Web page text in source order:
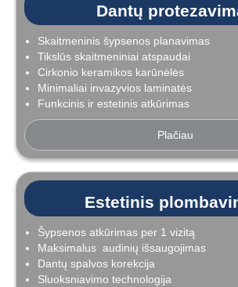
Dantų
Skaitmeninis šypsenos planavimas
Tikslūs skaitmeniniai atspaudai
Cirkonio keramikos karūnėlės
Minimaliai invazyvios laminatės
Funkcinis ir estetinis atkūrimas
Plačiau
Estetinis
Šypsenos atkūrimas per 1 vizitą
Maksimalus audinių išsaugojimas
Dantų spalvos korekcija
Sluoksniavimo technologija